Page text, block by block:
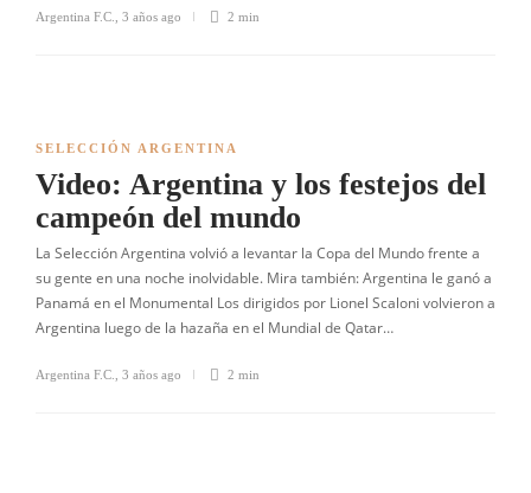
Argentina F.C. 3 años ago 2 min
SELECCIÓN ARGENTINA
Video: Argentina y los festejos del
campeón del mundo
La Selección Argentina volvió a levantar la Copa del Mundo frente a
su gente en una noche inolvidable. Mira también: Argentina le ganó a
Panamá en el Monumental Los dirigidos por Lionel Scaloni volvieron a
Argentina luego de la hazaña en el Mundial de Qatar…
Argentina F.C. 3 años ago 2 min